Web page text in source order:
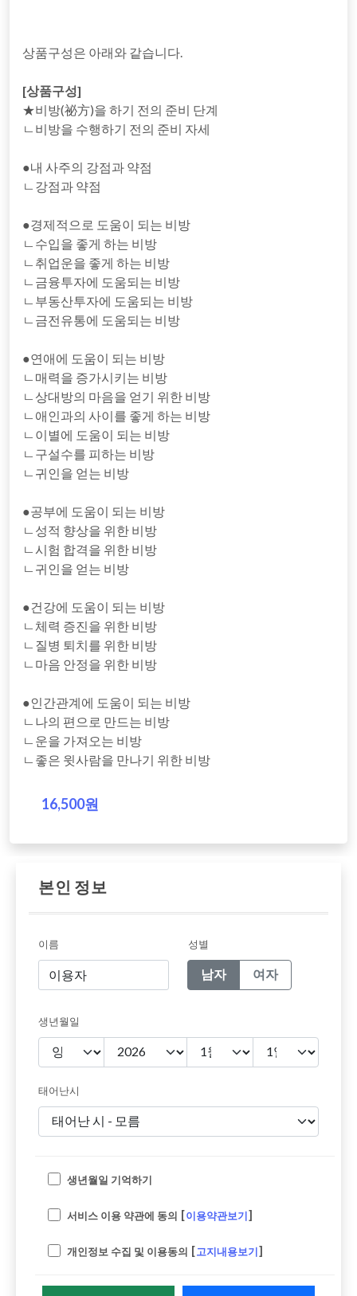
상품구성은 아래와 같습니다.
[상품구성]
★비방(祕方)을 하기 전의 준비 단계
ㄴ비방을 수행하기 전의 준비 자세
●내 사주의 강점과 약점
ㄴ강점과 약점
●경제적으로 도움이 되는 비방
ㄴ수입을 좋게 하는 비방
ㄴ취업운을 좋게 하는 비방
ㄴ금융투자에 도움되는 비방
ㄴ부동산투자에 도움되는 비방
ㄴ금전유통에 도움되는 비방
●연애에 도움이 되는 비방
ㄴ매력을 증가시키는 비방
ㄴ상대방의 마음을 얻기 위한 비방
ㄴ애인과의 사이를 좋게 하는 비방
ㄴ이별에 도움이 되는 비방
ㄴ구설수를 피하는 비방
ㄴ귀인을 얻는 비방
●공부에 도움이 되는 비방
ㄴ성적 향상을 위한 비방
ㄴ시험 합격을 위한 비방
ㄴ귀인을 얻는 비방
●건강에 도움이 되는 비방
ㄴ체력 증진을 위한 비방
ㄴ질병 퇴치를 위한 비방
ㄴ마음 안정을 위한 비방
●인간관계에 도움이 되는 비방
ㄴ나의 편으로 만드는 비방
ㄴ운을 가져오는 비방
ㄴ좋은 윗사람을 만나기 위한 비방
16,500원
본인 정보
이름 성별
남자 여자
생년월일
태어난시
생년월일 기억하기
서비스 이용 약관에 동의 [이용약관보기]
개인정보 수집 및 이용동의 [고지내용보기]